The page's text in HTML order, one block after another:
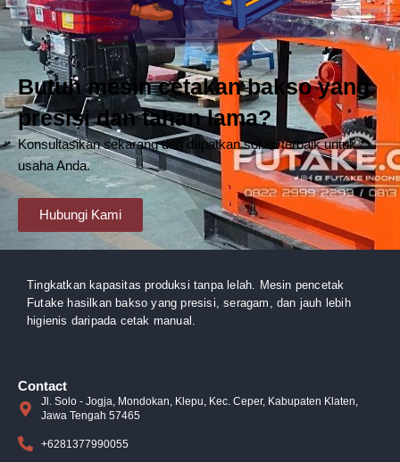
Butuh mesin cetakan bakso yang
presisi dan tahan lama?
Konsultasikan sekarang dan dapatkan solusi terbaik untuk
usaha Anda.
Hubungi Kami
Tingkatkan kapasitas produksi tanpa lelah. Mesin pencetak
Futake hasilkan bakso yang presisi, seragam, dan jauh lebih
higienis daripada cetak manual.
Contact
Jl. Solo - Jogja, Mondokan, Klepu, Kec. Ceper, Kabupaten Klaten,
Jawa Tengah 57465
+6281377990055